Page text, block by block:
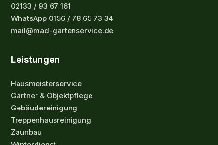
02133 / 93 67 161
WhatsApp 0156 / 78 65 73 34
mail@mad-gartenservice.de
Leistungen
Hausmeisterservice
Gärtner & Objektpflege
Gebäudereinigung
Treppenhausreinigung
Zaunbau